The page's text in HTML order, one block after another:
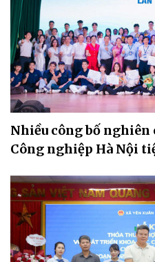
Nhiều công bố
Công nghiệp Hà Nội